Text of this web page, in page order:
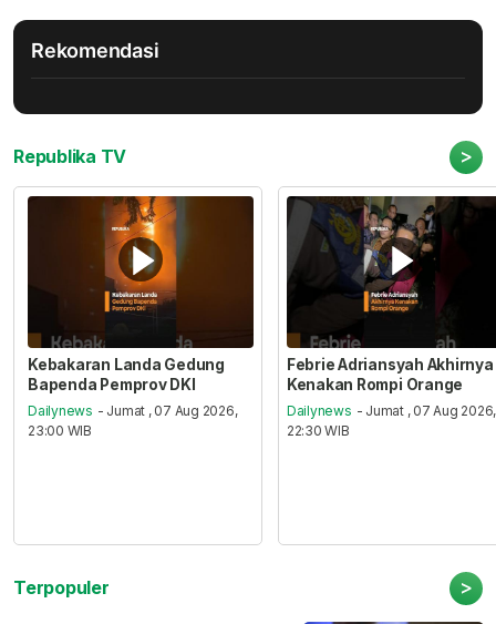
Rekomendasi
Republika TV >
Kebakaran Landa Gedung
Bapenda Pemprov DKI
Dailynews - Jumat , 07 Aug 2026,
23:00 WIB
Febrie Adriansyah Akhirnya
Kenakan Rompi Orange
Dailynews - Jumat , 07 Aug 2026,
22:30 WIB
Terpopuler >